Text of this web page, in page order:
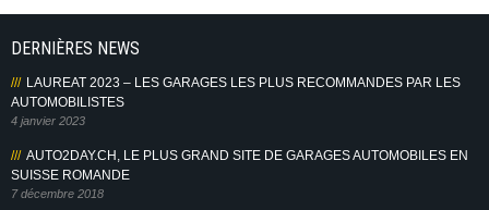
DERNIÈRES NEWS
LAUREAT 2023 – LES GARAGES LES PLUS RECOMMANDES PAR LES
AUTOMOBILISTES
4 janvier 2023
AUTO2DAY.CH, LE PLUS GRAND SITE DE GARAGES AUTOMOBILES EN
SUISSE ROMANDE
7 décembre 2018